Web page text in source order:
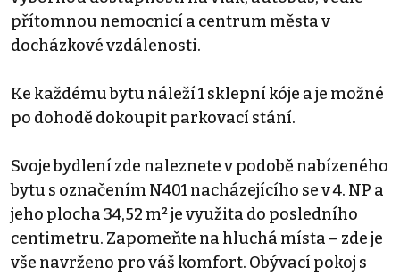
přítomnou nemocnicí a centrum města v
docházkové vzdálenosti.
Ke každému bytu náleží 1 sklepní kóje a je možné
po dohodě dokoupit parkovací stání.
Svoje bydlení zde naleznete v podobě nabízeného
bytu s označením N401 nacházejícího se v 4. NP a
jeho plocha 34,52 m² je využita do posledního
centimetru. Zapomeňte na hluchá místa – zde je
vše navrženo pro váš komfort. Obývací pokoj s